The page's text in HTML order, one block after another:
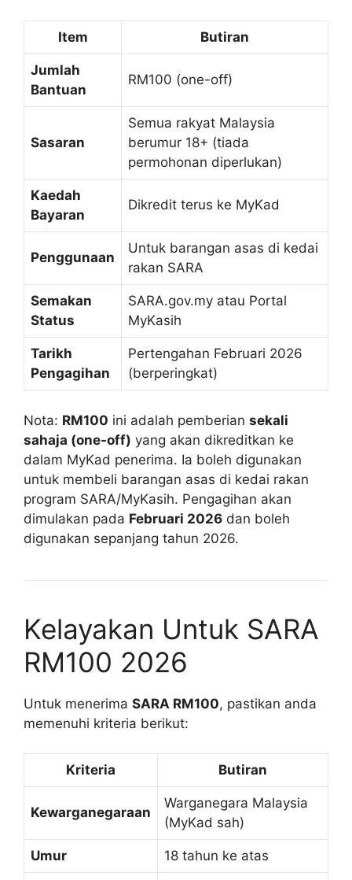
Item Butiran
Jumlah
Bantuan
RM100 (one-off)
Sasaran
Semua rakyat Malaysia
berumur 18+ (tiada
permohonan diperlukan)
Kaedah
Bayaran
Dikredit terus ke MyKad
Penggunaan
Untuk barangan asas di kedai
rakan SARA
Semakan
Status
SARA.gov.my atau Portal
MyKasih
Tarikh
Pengagihan
Pertengahan Februari 2026
(berperingkat)
Nota: RM100 ini adalah pemberian sekali
sahaja (one-off) yang akan dikreditkan ke
dalam MyKad penerima. Ia boleh digunakan
untuk membeli barangan asas di kedai rakan
program SARA/MyKasih. Pengagihan akan
dimulakan pada Februari 2026 dan boleh
digunakan sepanjang tahun 2026.
Kelayakan Untuk SARA
RM100 2026
Untuk menerima SARA RM100, pastikan anda
memenuhi kriteria berikut:
Kriteria Butiran
Kewarganegaraan
Warganegara Malaysia
(MyKad sah)
Umur 18 tahun ke atas